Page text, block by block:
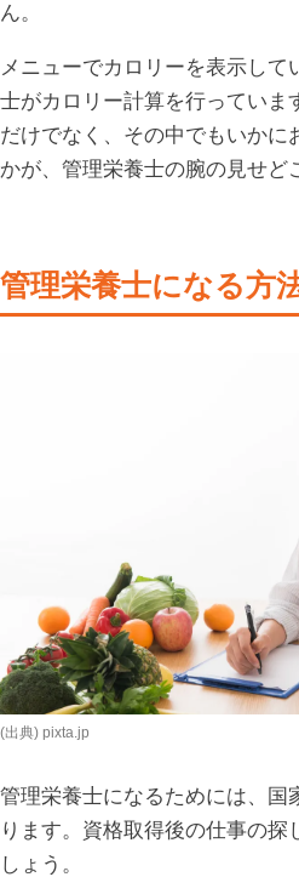
ん。
メニューでカロリーを表示して
士がカロリー計算を行っていま
だけでなく、その中でもいかに
かが、管理栄養士の腕の見せど
管理栄養士になる方
(出典) pixta.jp
管理栄養士になるためには、国
ります。資格取得後の仕事の探
しょう。